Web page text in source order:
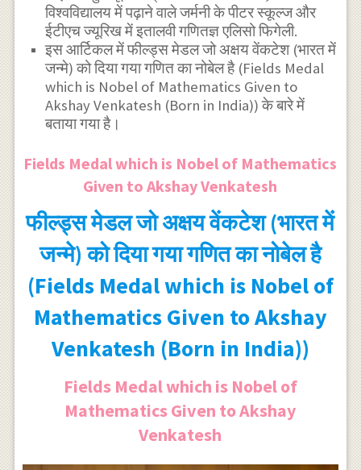
विश्वविद्यालय में पढ़ाने वाले जर्मनी के पीटर स्कूल्ज और
ईटीएच ज्यूरिख में इतालवी गणितज्ञ एलिसो फिगेली.
इस आर्टिकल में फील्ड्स मेडल जो अक्षय वेंकटेश (भारत में
जन्मे) को दिया गया गणित का नोबेल है (Fields Medal
which is Nobel of Mathematics Given to
Akshay Venkatesh (Born in India)) के बारे में
बताया गया है।
Fields Medal which is Nobel of Mathematics
Given to Akshay Venkatesh
फील्ड्स मेडल जो अक्षय वेंकटेश (भारत में
जन्मे) को दिया गया गणित का नोबेल है
(Fields Medal which is Nobel of
Mathematics Given to Akshay
Venkatesh (Born in India))
Fields Medal which is Nobel of
Mathematics Given to Akshay
Venkatesh